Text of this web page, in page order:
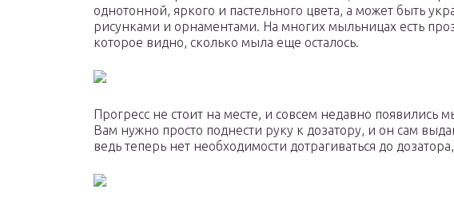
однотонной, яркого и пастельного цвета, а может быть
рисунками и орнаментами. На многих мыльницах есть
которое видно, сколько мыла еще осталось.
Прогресс не стоит на месте, и совсем недавно появились
Вам нужно просто поднести руку к дозатору, и он сам
ведь теперь нет необходимости дотрагиваться до